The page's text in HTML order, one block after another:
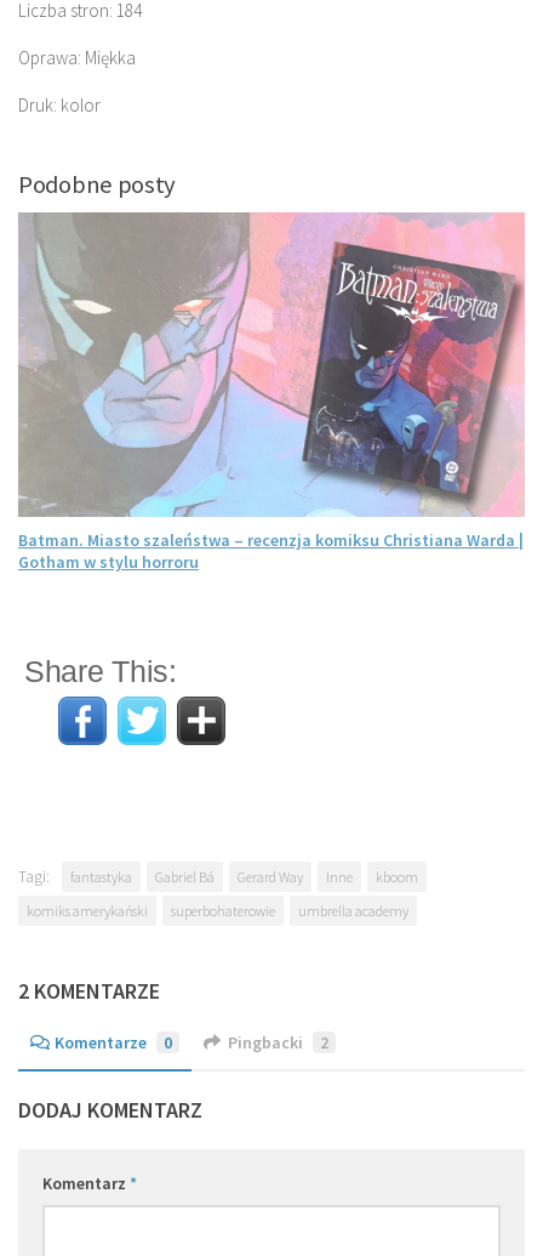
Liczba stron: 184
Oprawa: Miękka
Druk: kolor
Podobne posty
Batman. Miasto szaleństwa – recenzja komiksu Christiana Warda |
Gotham w stylu horroru
Share This:
Tagi: fantastyka Gabriel Bá Gerard Way Inne
kboom
komiks amerykański
superbohaterowie umbrella academy
2 KOMENTARZE
Komentarze 0 Pingbacki 2
DODAJ KOMENTARZ
Komentarz *